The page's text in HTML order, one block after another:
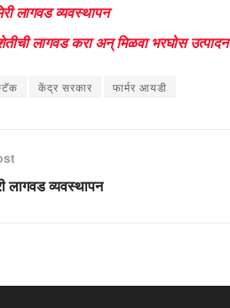
लागवड व्यवस्थापन
लागवड करा अन् मिळवा भरघोस उत्पादन
केंद्र सरकार फार्मर आयडी
लागवड व्यवस्थापन